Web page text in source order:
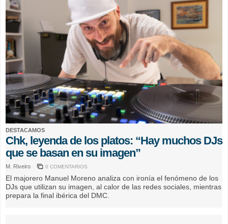
DESTACAMOS
Chk, leyenda de los platos: “Hay muchos DJs
que se basan en su imagen”
M. Riveiro 0 COMENTARIOS
El majorero Manuel Moreno analiza con ironía el fenómeno de los
DJs que utilizan su imagen, al calor de las redes sociales, mientras
prepara la final ibérica del DMC.